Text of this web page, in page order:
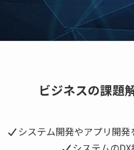
ビジネスの課題
システム開発やアプリ開